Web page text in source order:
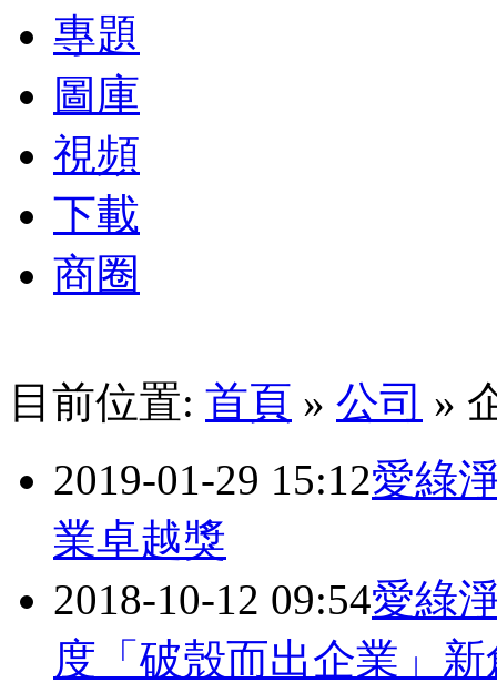
專題
圖庫
視頻
下載
商圈
目前位置: 首頁 » 公司 »
2019-01-29 15:12愛綠
業卓越獎
2018-10-12 09:54愛綠
度「破殼而出企業」